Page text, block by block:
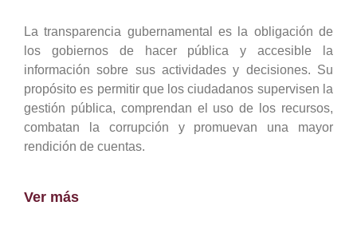
La transparencia gubernamental es la obligación de
los gobiernos de hacer pública y accesible la
información sobre sus actividades y decisiones. Su
propósito es permitir que los ciudadanos supervisen la
gestión pública, comprendan el uso de los recursos,
combatan la corrupción y promuevan una mayor
rendición de cuentas.
Ver más